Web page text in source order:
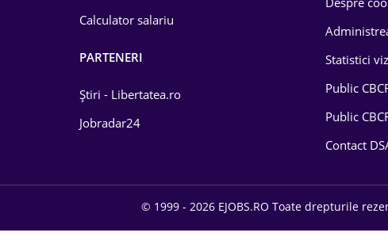
Calculator salariu
PARTENERI
Știri - Libertatea.ro
Jobradar24
Statistici
Public
Public
Contact
© 1999 - 2026 EJOBS.RO Toate drepturile